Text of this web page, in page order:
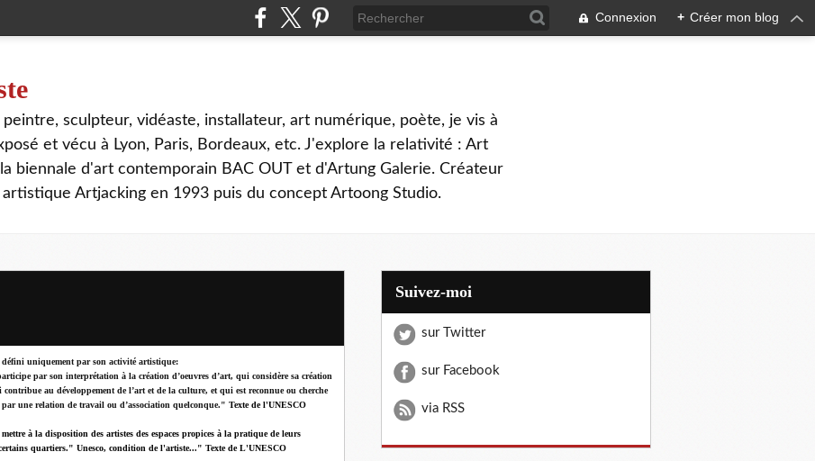
Connexion + Créer mon blog
sculpteur, vidéaste, installateur, art numérique, poète, je vis à
et vécu à Lyon, Paris, Bordeaux, etc. J'explore la relativité : Art
biennale d'art contemporain BAC OUT et d'Artung Galerie. Créateur
Artjacking en 1993 puis du concept Artoong Studio.
uniquement par son activité artistique:
par son interprétation à la création d’oeuvres d’art, qui considère sa création
au développement de l’art et de la culture, et qui est reconnue ou cherche
une relation de travail ou d’association quelconque." Texte de l'UNESCO
à la disposition des artistes des espaces propices à la pratique de leurs
quartiers." Unesco, condition de l'artiste..." Texte de L'UNESCO
Suivez-moi
sur Twitter
sur Facebook
via RSS